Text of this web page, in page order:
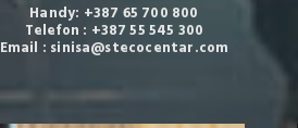
Handy: +387 65 700 800
Telefon : +387 55 545 300
Email : sinisa@stecocentar.com